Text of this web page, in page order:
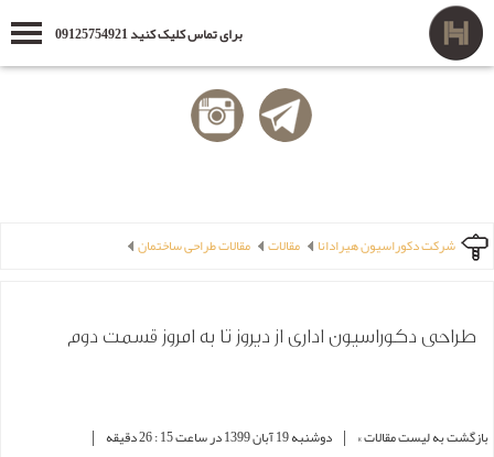
برای تماس کلیک کنید 09125754921
شرکت دکوراسیون هیرادانا مقالات مقالات طراحی ساختمان
طراحی دکوراسیون اداری از دیروز تا به امروز قسمت دوم
بازگشت به لیست مقالات » | دوشنبه 19 آبان 1399 در ساعت 15 : 26 دقیقه |